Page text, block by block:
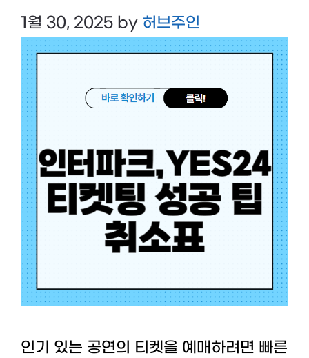
1월 30, 2025 by 허브주인
인기 있는 공연의 티켓을 예매하려면 빠른